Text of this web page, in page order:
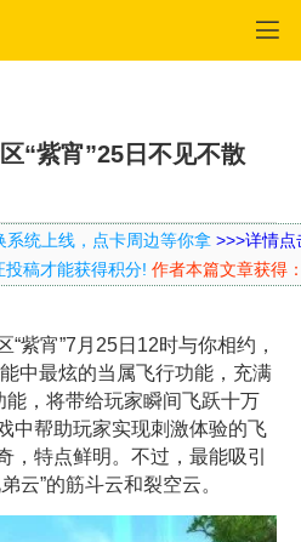
“紫宵”25日不见不散
系统上线，点卡周边等你拿 >>>详情点
稿才能获得积分! 作者本篇文章获得
宵”7月25日12时与你相约，
中最炫的当属飞行功能，充满
能，将带给玩家瞬间飞跃十万
中帮助玩家实现刺激体验的飞
，特点鲜明。不过，最能吸引
云”的筋斗云和裂空云。